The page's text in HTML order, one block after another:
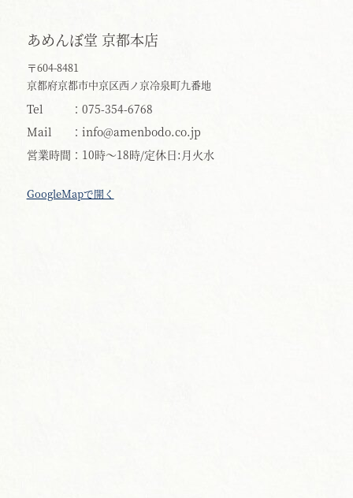
あめんぼ堂 京都本店
〒604-8481
京都府京都市中京区西ノ京冷泉町九番地
Tel
075-354-6768
Mail
info@amenbodo.co.jp
営業時間
10時〜18時/定休日:月火水
GoogleMapで開く